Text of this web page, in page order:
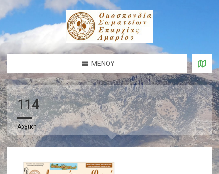
ΜΕΝΟΎ
114
Αρχική